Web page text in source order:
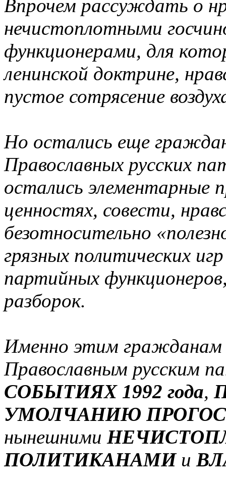
Впрочем рассуждать о
нечистоплотными
функционерами, для
ленинской доктрине,
пустое сотрясение
Но остались еще
Православных русских
остались элементарные
ценностях, совести,
безотносительно
грязных политических
партийных
разборок.
Именно этим гражданам
Православным русским
СОБЫТИЯХ 1992 года,
УМОЛЧАНИЮ
нынешними
ПОЛИТИКАНАМИи